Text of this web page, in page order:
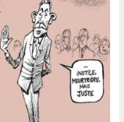
Un monde de foot